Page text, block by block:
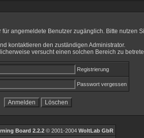
angemeldete Benutzer zugänglich. Bitte nutzen
kontaktieren den zuständigen Administrator.
versucht einen solchen Bereich zu
Registrierung
Passwort vergessen
Board 2.2.2© 2001-2004 WoltLab GbR